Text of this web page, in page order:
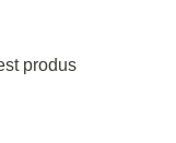
produs